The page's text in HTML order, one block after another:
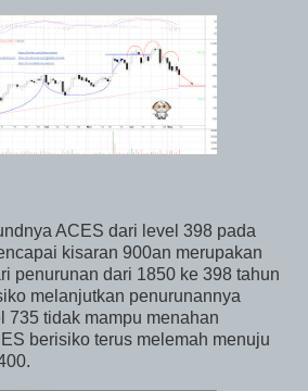
ACES dari level 398 pada
kisaran 900an merupakan
penurunan dari 1850 ke 398 tahun
melanjutkan penurunannya
735 tidak mampu menahan
berisiko terus melemah menuju